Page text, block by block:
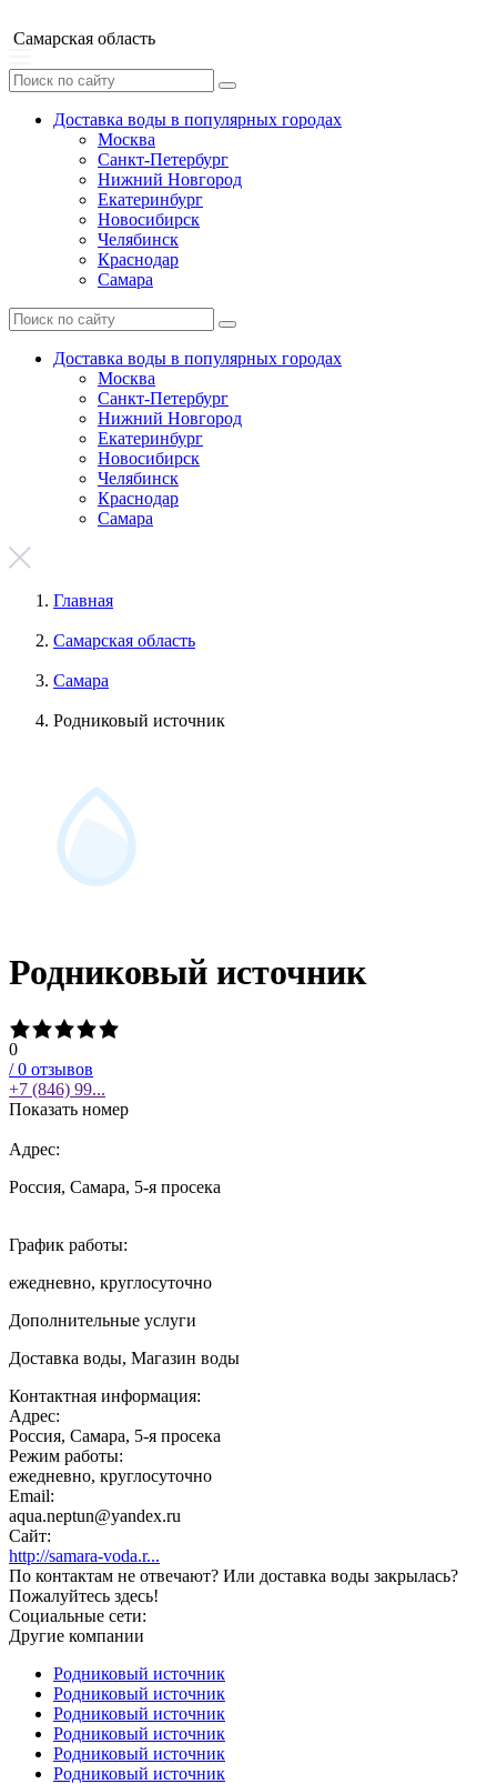
Самарская область
Доставка воды в популярных городах
Москва
Санкт-Петербург
Нижний Новгород
Екатеринбург
Новосибирск
Челябинск
Краснодар
Самара
Доставка воды в популярных городах
Москва
Санкт-Петербург
Нижний Новгород
Екатеринбург
Новосибирск
Челябинск
Краснодар
Самара
Главная
Самарская область
Самара
Родниковый источник
Родниковый источник
0
/0 отзывов
+7 (846) 99...
Показать номер
Адрес:
Россия, Самара, 5-я просека
График работы:
ежедневно, круглосуточно
Дополнительные услуги
Доставка воды, Магазин воды
Контактная информация:
Адрес:
Россия, Самара, 5-я просека
Режим работы:
ежедневно, круглосуточно
Email:
aqua.neptun@yandex.ru
Сайт:
http://samara-voda.r...
По контактам не отвечают? Или доставка воды закрылась?
Пожалуйтесь здесь!
Социальные сети:
Другие компании
Родниковый источник
Родниковый источник
Родниковый источник
Родниковый источник
Родниковый источник
Родниковый источник